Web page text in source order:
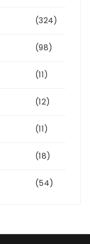
(324)
(98)
(11)
(12)
(11)
(18)
(54)